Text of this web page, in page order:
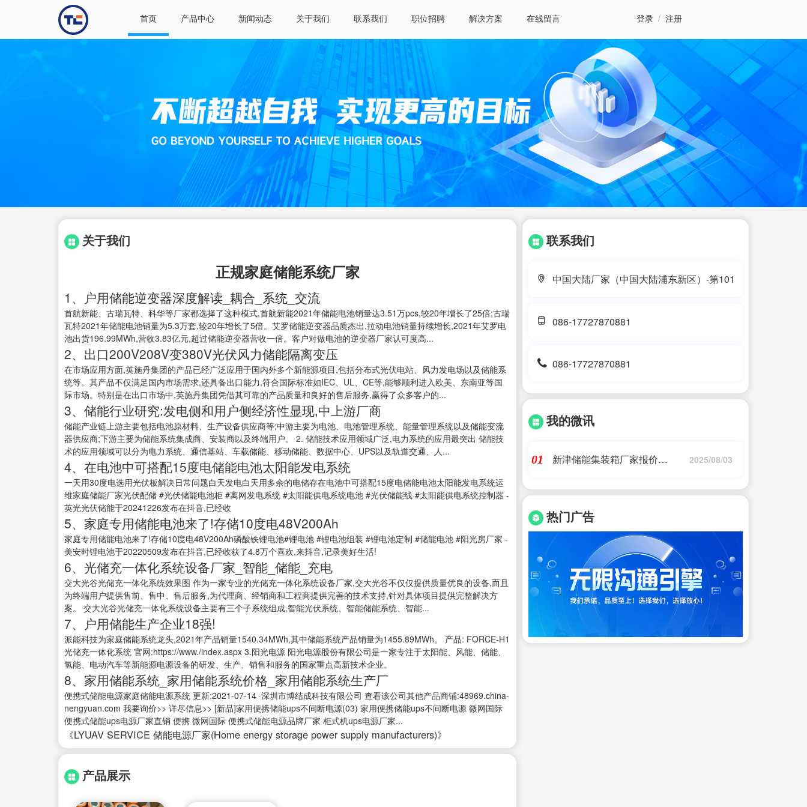
首页 产品中心 新闻动态 关于我们 联系我们 职位招聘 解决方案 在线留言 登录 / 注册
关于我们
正规家庭储能系统厂家
1、户用储能逆变器深度解读_耦合_系统_交流
首航新能、古瑞瓦特、科华等厂家都选择了这种模式,首航新能2021年储能电池销量达3.51万pcs,较20年增长了25倍;古瑞
瓦特2021年储能电池销量为5.3万套,较20年增长了5倍。艾罗储能逆变器品质杰出,拉动电池销量持续增长,2021年艾罗电
池出货196.99MWh,营收3.83亿元,超过储能逆变器营收一倍。客户对做电池的逆变器厂家认可度高...
2、出口200V208V变380V光伏风力储能隔离变压
在市场应用方面,英施丹集团的产品已经广泛应用于国内外多个新能源项目,包括分布式光伏电站、风力发电场以及储能系
统等。其产品不仅满足国内市场需求,还具备出口能力,符合国际标准如IEC、UL、CE等,能够顺利进入欧美、东南亚等国
际市场。特别是在出口市场中,英施丹集团凭借其可靠的产品质量和良好的售后服务,赢得了众多客户的...
3、储能行业研究:发电侧和用户侧经济性显现,中上游厂商
储能产业链上游主要包括电池原材料、生产设备供应商等;中游主要为电池、电池管理系统、能量管理系统以及储能变流
器供应商;下游主要为储能系统集成商、安装商以及终端用户。 2. 储能技术应用领域广泛,电力系统的应用最突出 储能技
术的应用领域可以分为电力系统、通信基站、车载储能、移动储能、数据中心、UPS以及轨道交通、人...
4、在电池中可搭配15度电储能电池太阳能发电系统
一天用30度电选用光伏板解决日常问题白天发电白天用多余的电储存在电池中可搭配15度电储能电池太阳能发电系统运
维家庭储能厂家光伏配储 #光伏储能电池柜 #离网发电系统 #太阳能供电系统电池 #光伏储能线 #太阳能供电系统控制器 -
英光光伏储能于20241226发布在抖音,已经收
5、家庭专用储能电池来了!存储10度电48V200Ah
家庭专用储能电池来了!存储10度电48V200Ah磷酸铁锂电池#锂电池 #锂电池组装 #锂电池定制 #储能电池 #阳光房厂家 -
美安时锂电池于20220509发布在抖音,已经收获了4.8万个喜欢,来抖音,记录美好生活!
6、光储充一体化系统设备厂家_智能_储能_充电
交大光谷光储充一体化系统效果图 作为一家专业的光储充一体化系统设备厂家,交大光谷不仅仅提供质量优良的设备,而且
为终端用户提供售前、售中、售后服务,为代理商、经销商和工程商提供完善的技术支持,针对具体项目提供完整解决方
案。 交大光谷光储充一体化系统设备主要有三个子系统组成,智能光伏系统、智能储能系统、智能...
7、户用储能生产企业18强!
派能科技为家庭储能系统龙头,2021年产品销量1540.34MWh,其中储能系统产品销量为1455.89MWh。 产品: FORCE-H1
光储充一体化系统 官网:https://www./index.aspx 3.阳光电源 阳光电源股份有限公司是一家专注于太阳能、风能、储能、
氢能、电动汽车等新能源电源设备的研发、生产、销售和服务的国家重点高新技术企业。
8、家用储能系统_家用储能系统价格_家用储能系统生产厂
便携式储能电源家庭储能电源系统 更新:2021-07-14 ·深圳市博结成科技有限公司 查看该公司其他产品商铺:48969.china-
nengyuan.com 我要询价>> 详尽信息>> [新品]家用便携储能ups不间断电源(03) 家用便携储能ups不间断电源 微网国际
便携式储能ups电源厂家直销 便携 微网国际 便携式储能电源品牌厂家 柜式机ups电源厂家...
《LYUAV SERVICE 储能电源厂家(Home energy storage power supply manufacturers)》
产品展示
联系我们
中国大陆厂家（中国大陆浦东新区）-第101
086-17727870881
086-17727870881
我的微讯
01
新津储能集装箱厂家报价
式电池储能系统 储)
2025/08/03
热门广告